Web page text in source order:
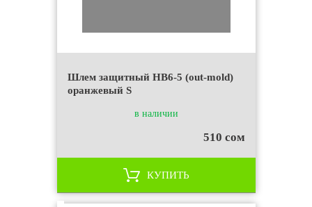
Шлем защитный HB6-5 (out-mold)
оранжевый S
в наличии
510 сом
КУПИТЬ